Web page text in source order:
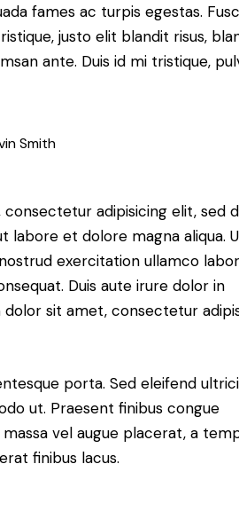
fames ac turpis egestas.
justo elit blandit risus,
ante. Duis id mi tristique,
Smith
adipisicing elit, sed
labore et dolore magna aliqua.
exercitation ullamco
Duis aute irure dolor in
sit amet, consectetur
porta. Sed eleifend
ut. Praesent finibus congue
vel augue placerat, a
finibus lacus.